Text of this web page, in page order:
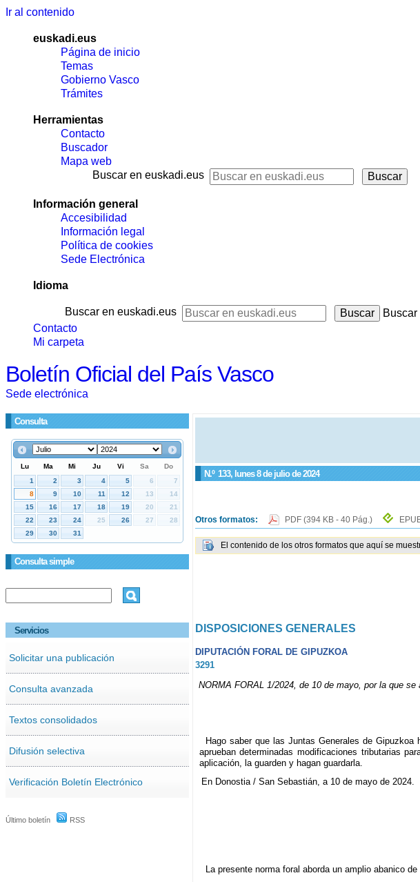
Ir al contenido
euskadi.eus
Página de inicio
Temas
Gobierno Vasco
Trámites
Herramientas
Contacto
Buscador
Mapa web
Buscar en euskadi.eus
Información general
Accesibilidad
Información legal
Política de cookies
Sede Electrónica
Idioma
Buscar en euskadi.eus
Buscar
Contacto
Mi carpeta
Boletín Oficial del País Vasco
Sede electrónica
Consulta
Consulta simple
Servicios
Solicitar una publicación
Consulta avanzada
Textos consolidados
Difusión selectiva
Verificación Boletín Electrónico
Último boletín RSS
N.º 133, lunes 8 de julio de 2024
Otros formatos: PDF (394 KB - 40 Pág.)
El contenido de los otros formatos que aquí se
DISPOSICIONES GENERALES
DIPUTACIÓN FORAL DE GIPUZKOA
3291
NORMA FORAL 1/2024, de 10 de mayo, por la que
Hago saber que las Juntas Generales de
aprueban determinadas modificaciones tributarias
aplicación, la guarden y hagan guardarla.
En Donostia / San Sebastián, a 10 de mayo de 2024.
La presente norma foral aborda un amplio abanico